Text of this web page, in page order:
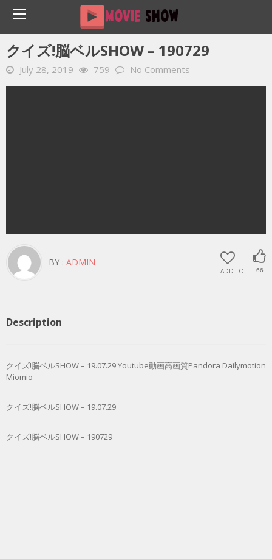
Home YOUTUBE 動画 毎日 クイズ!脳ベルSHOW – 190729
クイズ!脳ベルSHOW – 190729
July 28, 2019 759 No Comments
ADD TO 66
BY : ADMIN
Description
クイズ!脳ベルSHOW – 19.07.29 Youtube動画高画質Pandora Dailymotion
Miomio
クイズ!脳ベルSHOW – 19.07.29
クイズ!脳ベルSHOW – 190729